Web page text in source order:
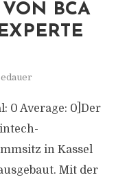
BCA
0 Average: 0]Der
in Kassel
Mit der